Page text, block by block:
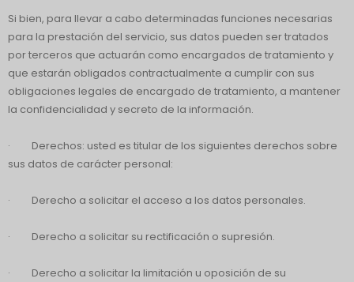
Si bien, para llevar a cabo determinadas funciones necesarias
para la prestación del servicio, sus datos pueden ser tratados
por terceros que actuarán como encargados de tratamiento y
que estarán obligados contractualmente a cumplir con sus
obligaciones legales de encargado de tratamiento, a mantener
la confidencialidad y secreto de la información.
· Derechos: usted es titular de los siguientes derechos sobre
sus datos de carácter personal:
· Derecho a solicitar el acceso a los datos personales.
· Derecho a solicitar su rectificación o supresión.
· Derecho a solicitar la limitación u oposición de su